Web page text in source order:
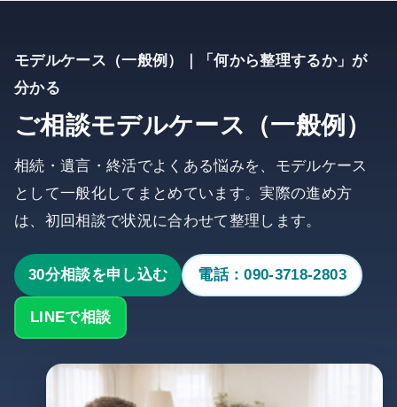
モデルケース（一般例）｜「何から整理するか」が
分かる
ご相談モデルケース（一般例）
相続・遺言・終活でよくある悩みを、モデルケース
として一般化してまとめています。実際の進め方
は、初回相談で状況に合わせて整理します。
30分相談を申し込む 電話：090-3718-2803
LINEで相談